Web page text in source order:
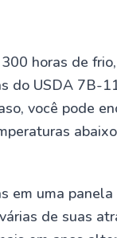
horas de
do USDA 7B-
você pode
em uma
de suas